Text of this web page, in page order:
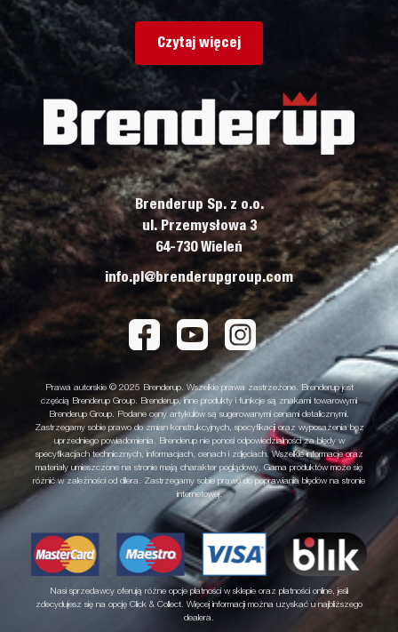
Czytaj więcej
Brenderup Sp. z o.o.
ul. Przemysłowa 3
64-730 Wieleń
info.pl@brenderupgroup.com
Prawa autorskie © 2025 Brenderup. Wszelkie prawa zastrzeżone. Brenderup jest
częścią Brenderup Group. Brenderup, inne produkty i funkcje są znakami towarowymi
Brenderup Group. Podane ceny artykułów są sugerowanymi cenami detalicznymi.
Zastrzegamy sobie prawo do zmian konstrukcyjnych, specyfikacji oraz wyposażenia bez
uprzedniego powiadomienia. Brenderup nie ponosi odpowiedzialności za błędy w
specyfikacjach technicznych, informacjach, cenach i zdjęciach. Wszelkie informacje oraz
materiały umieszczone na stronie mają charakter poglądowy. Gama produktów może się
różnić w zależności od dilera. Zastrzegamy sobie prawo do poprawiania błędów na stronie
internetowej.
Nasi sprzedawcy oferują różne opcje płatności w sklepie oraz płatności online, jeśli
zdecydujesz się na opcję Click & Collect. Więcej informacji można uzyskać u najbliższego
dealera.